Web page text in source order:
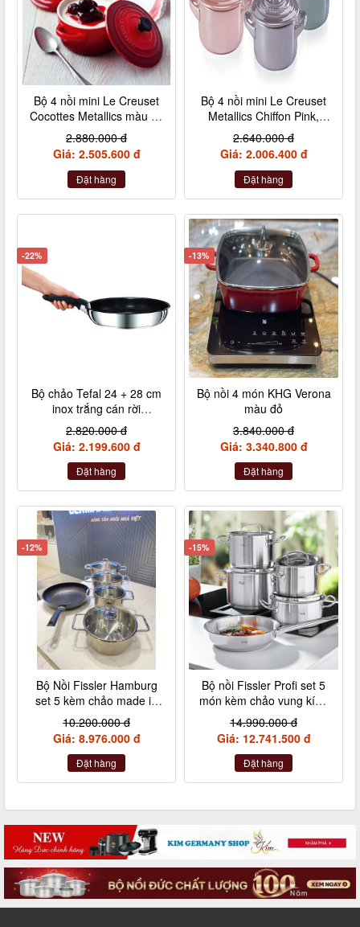
Bộ 4 nồi mini Le Creuset
Cocottes Metallics màu đỏ
cherry 10cm
2.880.000 đ
Giá: 2.505.600 đ
Đặt hàng
Bộ 4 nồi mini Le Creuset
Metallics Chiffon Pink,
Rosenquarz, Violett,
Nebelgrau (hồng đậm,
hồng nhạt, hồng tía, xám)
2.640.000 đ
Giá: 2.006.400 đ
Đặt hàng
-22%
Bộ chảo Tefal 24 + 28 cm
inox trắng cán rời
L9409202
2.820.000 đ
Giá: 2.199.600 đ
Đặt hàng
-13%
Bộ nồi 4 món KHG Verona
màu đỏ
3.840.000 đ
Giá: 3.340.800 đ
Đặt hàng
-12%
Bộ Nồi Fissler Hamburg
set 5 kèm chảo made in
Germany nội địa Đức
10.200.000 đ
Giá: 8.976.000 đ
Đặt hàng
-15%
Bộ nồi Fissler Profi set 5
món kèm chảo vung kính
made in Germany
14.990.000 đ
Giá: 12.741.500 đ
Đặt hàng